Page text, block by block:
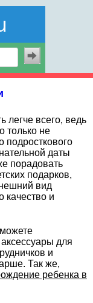
легче всего, ведь
только не
подросткового
даты
порадовать
подарков,
вид
качество и
для
и
Так же,
ребенка в